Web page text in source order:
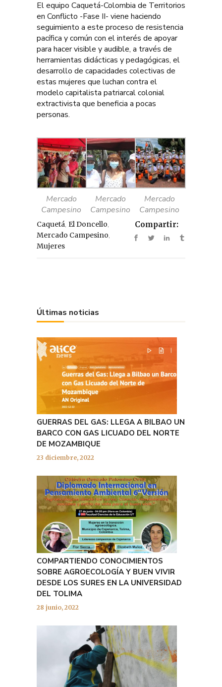
El equipo Caquetá-Colombia de Territorios
en Conflicto -Fase II- viene haciendo
seguimiento a este proceso de resistencia
pacífica y común con el interés de apoyar
para hacer visible y audible, a través de
herramientas didácticas y pedagógicas, el
desarrollo de capacidades colectivas de
estas mujeres que luchan contra el
modelo capitalista patriarcal colonial
extractivista que beneficia a pocas
personas.
Mercado
Campesino
Mercado
Campesino
Mercado
Campesino
Caquetá, El Doncello,
Mercado Campesino,
Mujeres
Compartir:
Últimas noticias
GUERRAS DEL GAS: LLEGA A BILBAO UN
BARCO CON GAS LICUADO DEL NORTE
DE MOZAMBIQUE
23 diciembre, 2022
COMPARTIENDO CONOCIMIENTOS
SOBRE AGROECOLOGÍA Y BUEN VIVIR
DESDE LOS SURES EN LA UNIVERSIDAD
DEL TOLIMA
28 junio, 2022